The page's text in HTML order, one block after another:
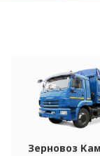
Зерновоз